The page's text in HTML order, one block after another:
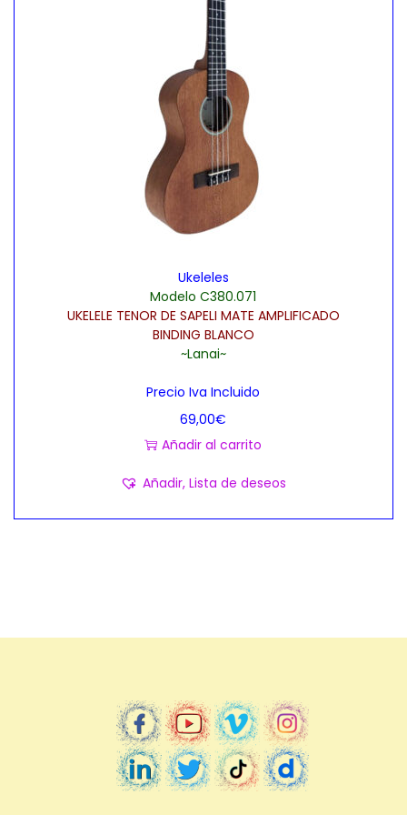
c
i
ó
n
d
o
Ukeleles
Modelo C380.071
UKELELE TENOR DE SAPELI MATE AMPLIFICADO
BINDING BLANCO
~Lanai~
Precio Iva Incluido
69,00€
Añadir al carrito
Añadir, Lista de deseos